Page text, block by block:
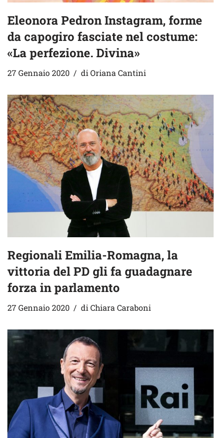
Eleonora Pedron Instagram, forme
da capogiro fasciate nel costume:
«La perfezione. Divina»
27 Gennaio 2020 di Oriana Cantini
Regionali Emilia-Romagna, la
vittoria del PD gli fa guadagnare
forza in parlamento
27 Gennaio 2020 di Chiara Caraboni